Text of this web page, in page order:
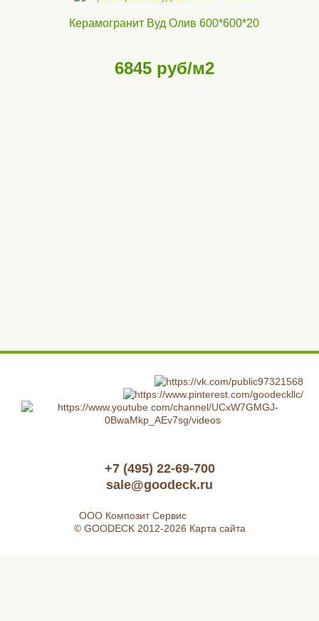
Керамогранит Вуд Олив 600*600*20
6845 руб/м2
+7 (495) 22-69-700
sale@goodeck.ru
ООО Композит Сервис
© GOODECK 2012-2026 Карта сайта